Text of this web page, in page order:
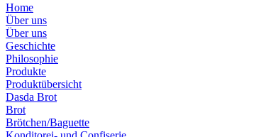
Home
Über uns
Über uns
Geschichte
Philosophie
Produkte
Produktübersicht
Dasda Brot
Brot
Brötchen/Baguette